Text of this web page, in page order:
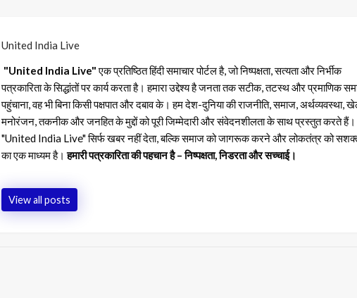
United India Live
"United India Live"एक प्रतिष्ठित हिंदी समाचार पोर्टल है, जो निष्पक्षता, सत्यता और निर्भीक
पत्रकारिता के सिद्धांतों पर कार्य करता है। हमारा उद्देश्य है जनता तक सटीक, तटस्थ और प्रमाणिक
पहुंचाना, वह भी बिना किसी पक्षपात और दबाव के। हम देश-दुनिया की राजनीति, समाज, अर्थव्यवस्था,
मनोरंजन, तकनीक और जनहित के मुद्दों को पूरी जिम्मेदारी और संवेदनशीलता के साथ प्रस्तुत करते हैं।
"United India Live" सिर्फ खबर नहीं देता, बल्कि समाज को जागरूक करने और लोकतंत्र को
का एक माध्यम है।हमारी पत्रकारिता की पहचान है – निष्पक्षता, निडरता और सच्चाई।
View all posts